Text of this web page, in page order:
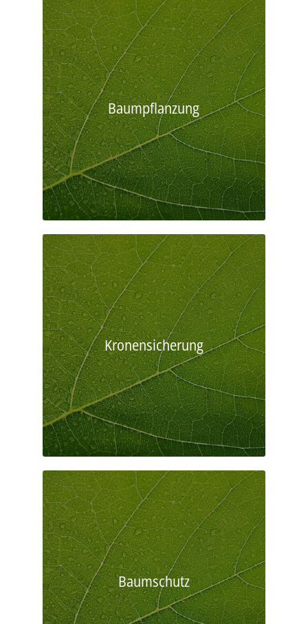
Baumpflanzung
Kronensicherung
Baumschutz